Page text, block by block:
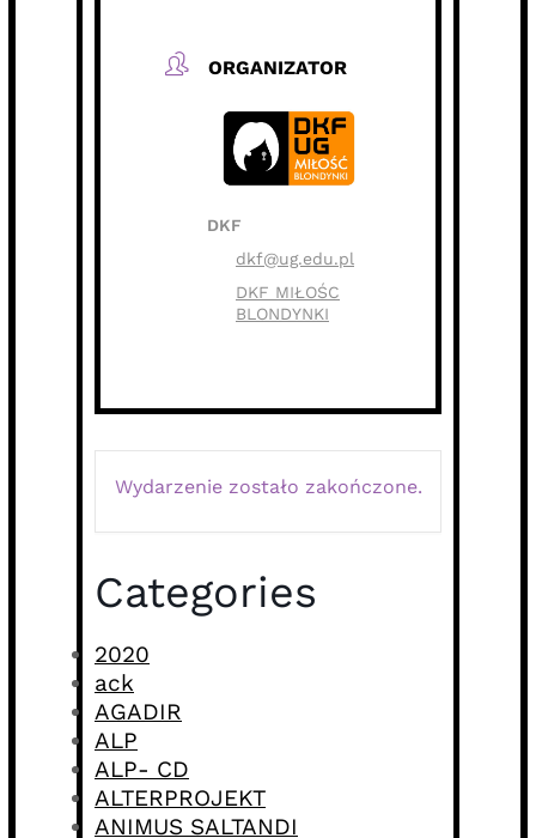
ORGANIZATOR
DKF
dkf@ug.edu.pl
DKF MIŁOŚC
BLONDYNKI
Wydarzenie zostało zakończone.
Categories
2020
ack
AGADIR
ALP
ALP- CD
ALTERPROJEKT
ANIMUS SALTANDI